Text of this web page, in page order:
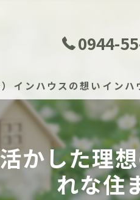
0944-
インハウスの想い インハ
かした理
れな住